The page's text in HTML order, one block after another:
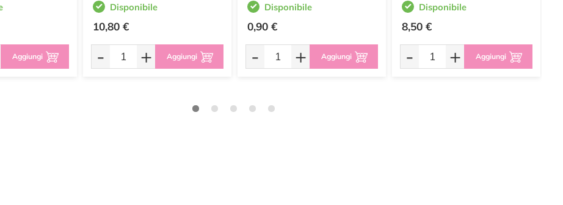
Aggiungi
Disponibile
10,80 €
- + Aggiungi
Disponibile
0,90 €
- + Aggiungi
Disponibile
8,50 €
- + Aggiungi